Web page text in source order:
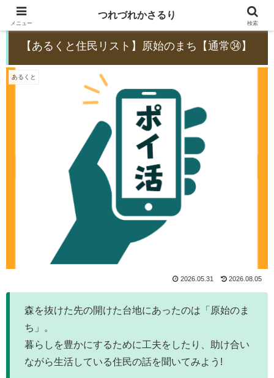
【あるくと住民リスト】原始のまち【通常㉞】
あるくと
2026.05.31 2026.08.05
森を抜けた先の開けた台地にあったのは「原始のま
ち」。
暮らしを豊かにするために工夫をしたり、助け合い
ながら生活している住民の話を聞いてみよう!
メニュー
つれづれかさるり
検索